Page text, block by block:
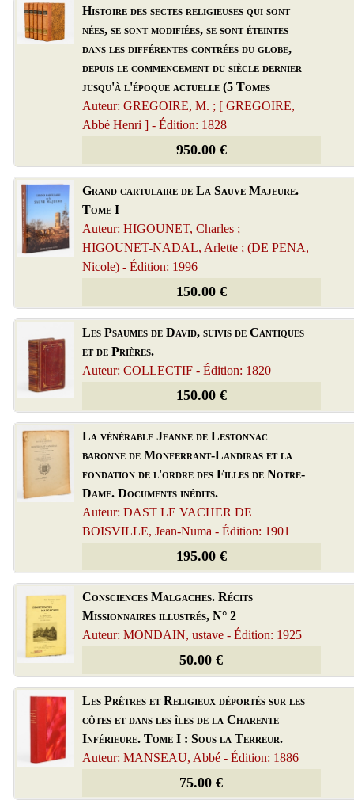
Histoire des sectes religieuses qui sont
nées, se sont modifiées, se sont éteintes
dans les différentes contrées du globe,
depuis le commencement du siècle dernier
jusqu'à l'époque actuelle (5 Tomes
Auteur: GREGOIRE, M. ; [ GREGOIRE,
Abbé Henri ] - Édition: 1828
950.00 €
Grand cartulaire de La Sauve Majeure.
Tome I
Auteur: HIGOUNET, Charles ;
HIGOUNET-NADAL, Arlette ; (DE PENA,
Nicole) - Édition: 1996
150.00 €
Les Psaumes de David, suivis de Cantiques
et de Prières.
Auteur: COLLECTIF - Édition: 1820
150.00 €
La vénérable Jeanne de Lestonnac
baronne de Monferrant-Landiras et la
fondation de l'ordre des Filles de Notre-
Dame. Documents inédits.
Auteur: DAST LE VACHER DE
BOISVILLE, Jean-Numa - Édition: 1901
195.00 €
Consciences Malgaches. Récits
Missionnaires illustrés, N° 2
Auteur: MONDAIN, ustave - Édition: 1925
50.00 €
Les Prêtres et Religieux déportés sur les
côtes et dans les îles de la Charente
Inférieure. Tome I : Sous la Terreur.
Auteur: MANSEAU, Abbé - Édition: 1886
75.00 €